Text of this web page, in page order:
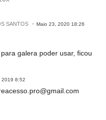
SANTOS Maio 23, 2020 18:26
galera poder usar, ficou
2019 8:52